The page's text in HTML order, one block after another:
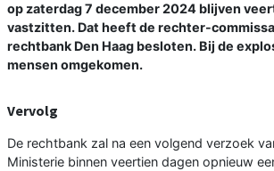
op zaterdag 7 december 2024 blijven
vastzitten. Dat heeft de rechter-
rechtbank Den Haag besloten. Bij de
mensen omgekomen.
Vervolg
De rechtbank zal na een volgend verzoek
Ministerie binnen veertien dagen opnieuw